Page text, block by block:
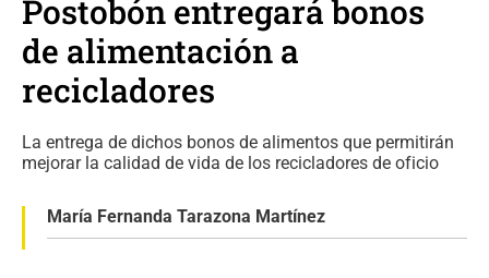
Postobón entregará bonos
de alimentación a
recicladores
La entrega de dichos bonos de alimentos que permitirán
mejorar la calidad de vida de los recicladores de oficio
María Fernanda Tarazona Martínez